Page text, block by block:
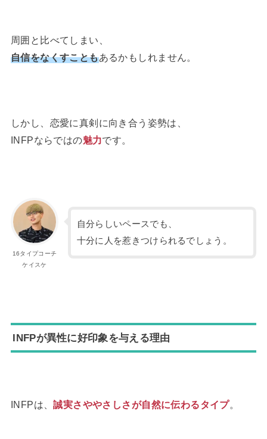
周囲と比べてしまい、
自信をなくすこともあるかもしれません。
しかし、恋愛に真剣に向き合う姿勢は、
INFPならではの魅力です。
16タイプコーチ
ケイスケ
自分らしいペースでも、
十分に人を惹きつけられるでしょう。
INFPが異性に好印象を与える理由
INFPは、誠実さややさしさが自然に伝わるタイプ。